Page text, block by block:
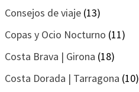
Consejos de viaje (13)
Copas y Ocio Nocturno (11)
Costa Brava | Girona (18)
Costa Dorada | Tarragona (10)